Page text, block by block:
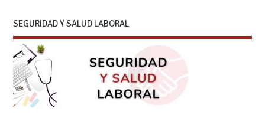
SEGURIDAD Y SALUD LABORAL